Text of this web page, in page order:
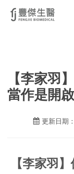
【李家羽
當作是開
更新日期
【李家羽